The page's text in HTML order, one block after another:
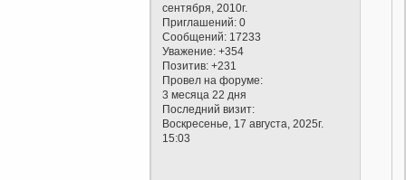
сентября, 2010г.
Приглашений: 0
Сообщений: 17233
Уважение: +354
Позитив: +231
Провел на форуме:
3 месяца 22 дня
Последний визит:
Воскресенье, 17 августа, 2025г.
15:03